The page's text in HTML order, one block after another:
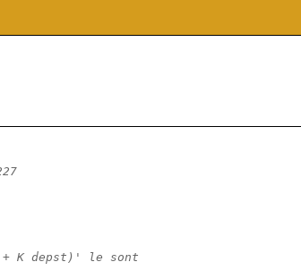
12227
+ K depst)' le sont